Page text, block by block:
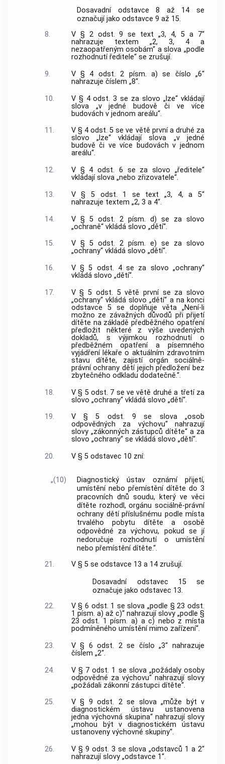
Dosavadní odstavce 8 až 14 se
označují jako odstavce 9 až 15.
8.
V § 2 odst. 9 se text „3, 4, 5 a 7“
nahrazuje textem „2, 3, 4 a
nezaopatřeným osobám“ a slova „podle
rozhodnutí ředitele“ se zrušují.
9.
V § 4 odst. 2 písm. a) se číslo „6“
nahrazuje číslem „8“.
10.
V § 4 odst. 3 se za slovo „lze“ vkládají
slova „v jedné budově či ve více
budovách v jednom areálu“.
11.
V § 4 odst. 5 se ve větě první a druhé za
slovo „lze“ vkládají slova „v jedné
budově či ve více budovách v jednom
areálu“.
12.
V § 4 odst. 6 se za slovo „ředitele“
vkládají slova „nebo zřizovatele“.
13.
V § 5 odst. 1 se text „3, 4, a 5“
nahrazuje textem „2, 3 a 4“.
14.
V § 5 odst. 2 písm. d) se za slovo
„ochraně“ vkládá slovo „dětí“.
15.
V § 5 odst. 2 písm. e) se za slovo
„ochrany“ vkládá slovo „dětí“.
16.
V § 5 odst. 4 se za slovo „ochrany“
vkládá slovo „dětí“.
17.
V § 5 odst. 5 větě první se za slovo
„ochrany“ vkládá slovo „dětí“ a na konci
odstavce 5 se doplňuje věta „Není-li
možno ze závažných důvodů při přijetí
dítěte na základě předběžného opatření
předložit některé z výše uvedených
dokladů, s výjimkou rozhodnutí o
předběžném opatření a písemného
vyjádření lékaře o aktuálním zdravotním
stavu dítěte, zajistí orgán sociálně-
právní ochrany dětí jejich předložení bez
zbytečného odkladu dodatečně.“.
18.
V § 5 odst. 7 se ve větě druhé a třetí za
slovo „ochrany“ vkládá slovo „dětí“.
19.
V § 5 odst. 9 se slova „osob
odpovědných za výchovu“ nahrazují
slovy „zákonných zástupců dítěte“ a za
slovo „ochrany“ se vkládá slovo „dětí“.
20.
V § 5 odstavec 10 zní:
„(10)
Diagnostický ústav oznámí přijetí,
umístění nebo přemístění dítěte do 3
pracovních dnů soudu, který ve věci
dítěte rozhodl, orgánu sociálně-právní
ochrany dětí příslušnému podle místa
trvalého pobytu dítěte a osobě
odpovědné za výchovu, pokud se jí
nedoručuje rozhodnutí o umístění
nebo přemístění dítěte.“.
21.
V § 5 se odstavce 13 a 14 zrušují.
Dosavadní odstavec 15 se
označuje jako odstavec 13.
22.
V § 6 odst. 1 se slova „podle § 23 odst.
1 písm. a) až c)“ nahrazují slovy „podle §
23 odst. 1 písm. a) a c) nebo z místa
podmíněného umístění mimo zařízení“.
23.
V § 6 odst. 2 se číslo „3“ nahrazuje
číslem „2“.
24.
V § 7 odst. 1 se slova „požádaly osoby
odpovědné za výchovu“ nahrazují slovy
„požádali zákonní zástupci dítěte“.
25.
V § 9 odst. 2 se slova „může být v
diagnostickém ústavu ustanovena
jedna výchovná skupina“ nahrazují slovy
„mohou být v diagnostickém ústavu
ustanoveny výchovné skupiny“.
26.
V § 9 odst. 3 se slova „odstavců 1 a 2“
nahrazují slovy „odstavce 1“.